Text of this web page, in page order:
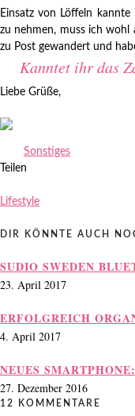
Einsatz von Löffeln
zu nehmen, muss ich wohl
zu Post gewandert und
Kanntet ihr das
Liebe Grüße,
Sonstiges
Teilen
Lifestyle
DIR KÖNNTE AUCH
SUDIO SWEDEN
23. April 2017
ERFOLGREICH
4. April 2017
NEUES
27. Dezember 2016
12 KOMMENTARE